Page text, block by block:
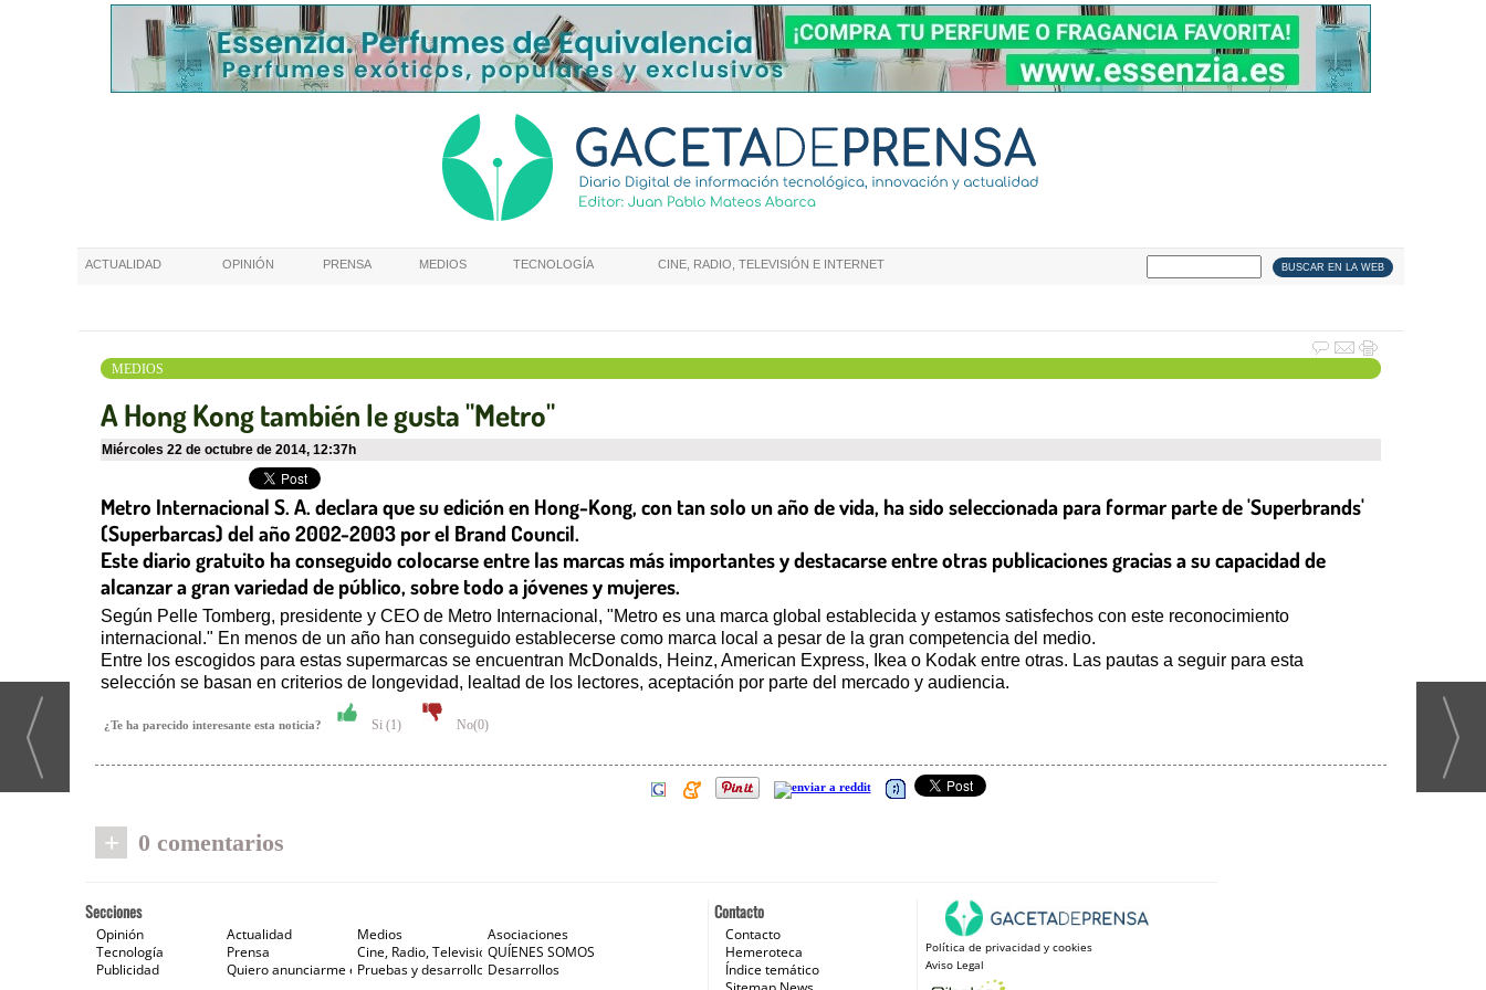
ACTUALIDAD OPINIÓN PRENSA MEDIOS TECNOLOGÍA CINE, RADIO, TELEVISIÓN E INTERNET
MEDIOS
A Hong Kong también le gusta "Metro"
miércoles 22 de octubre de 2014, 12:37h
Metro Internacional S. A. declara que su edición en Hong-Kong, con tan solo un año de vida, ha sido seleccionada para formar parte de 'Superbrands'
(Superbarcas) del año 2002-2003 por el Brand Council.
Este diario gratuito ha conseguido colocarse entre las marcas más importantes y destacarse entre otras publicaciones gracias a su capacidad de
alcanzar a gran variedad de público, sobre todo a jóvenes y mujeres.
Según Pelle Tomberg, presidente y CEO de Metro Internacional, "Metro es una marca global establecida y estamos satisfechos con este reconocimiento
internacional." En menos de un año han conseguido establecerse como marca local a pesar de la gran competencia del medio.
Entre los escogidos para estas supermarcas se encuentran McDonalds, Heinz, American Express, Ikea o Kodak entre otras. Las pautas a seguir para esta
selección se basan en criterios de longevidad, lealtad de los lectores, aceptación por parte del mercado y audiencia.
¿Te ha parecido interesante esta noticia? Si (1) No(0)
+ 0 comentarios
Contacto
Contacto
Hemeroteca
Índice temático
Política de privacidad y cookies
Aviso Legal
Secciones
Opinión Actualidad Medios
Asociaciones
Tecnología
Prensa Cine, Radio, Televisión e Internet
QUÍENES SOMOS
Publicidad
Quiero anunciarme en Gaceta de Prensa
Pruebas y desarrollosDesarrollos